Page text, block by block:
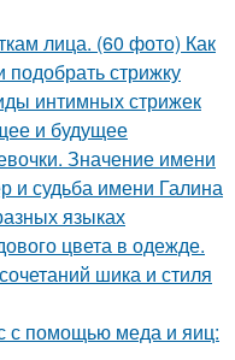
лица. (60 фото) Как
стрижку
интимных стрижек
и будущее
Значение имени
и судьба имени Галина
языках
цвета в одежде.
шика и стиля
с помощью меда и яиц: